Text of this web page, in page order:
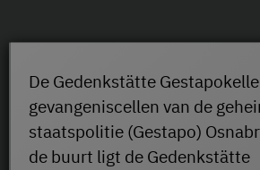
De Gedenkstätte
gevangeniscellen van de
staatspolitie (Gestapo)
de buurt ligt de Gedenkstätte